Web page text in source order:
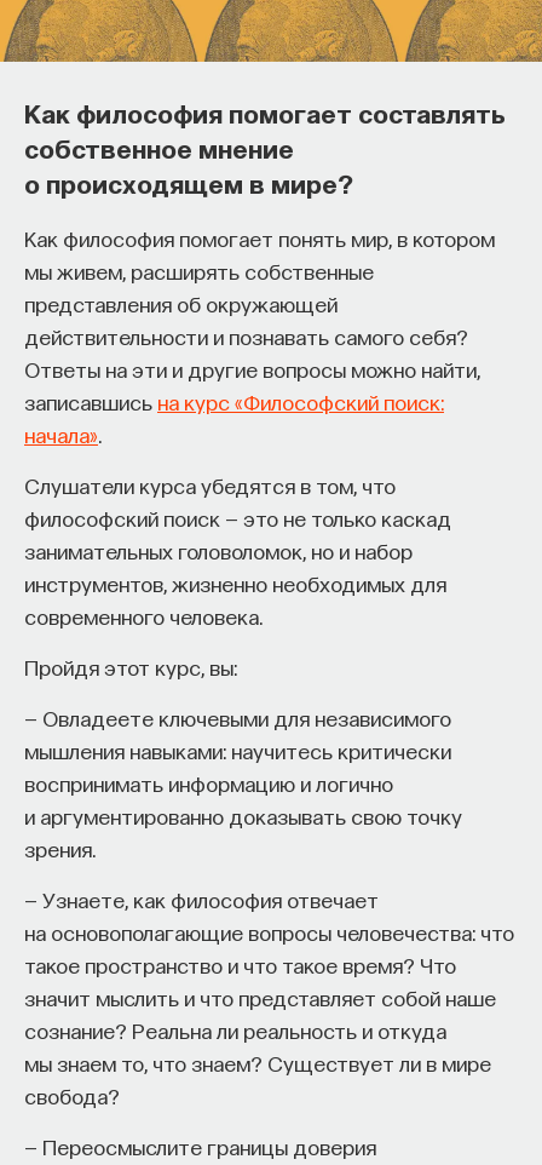
Как философия помогает составлять
собственное мнение
о происходящем в мире?
Как философия помогает понять мир, в котором
мы живем, расширять собственные
представления об окружающей
действительности и познавать самого себя?
Ответы на эти и другие вопросы можно найти,
записавшись на курс «Философский поиск:
начала»
Слушатели курса убедятся в том, что
философский поиск — это не только каскад
занимательных головоломок, но и набор
инструментов, жизненно необходимых для
современного человека.
Пройдя этот курс, вы:
— Овладеете ключевыми для независимого
мышления навыками: научитесь критически
воспринимать информацию и логично
и аргументированно доказывать свою точку
зрения.
— Узнаете, как философия отвечает
на основополагающие вопросы человечества: что
такое пространство и что такое время? Что
значит мыслить и что представляет собой наше
сознание? Реальна ли реальность и откуда
мы знаем то, что знаем? Существует ли в мире
свобода?
— Переосмыслите границы доверия
считали, что это слишком абстрактное свойство:
даже если функция обладает хорошей
что-то еще придумать. Шифр всегда конкретный,
поэтому многие практики ко всей этой теории
относятся с некоторым недоверием. Возможно,
теоретических методов что-то дает для
развития общих соображений.
4/24/2018
НАПИСАТЬ НАМ
НАД МАТЕРИАЛОМ РАБОТАЛИ
Юрий Таранников
кандидат физико-математических наук, доцент
математического факультета Московского
Государственного Университета
МАТЕМАТИКА
277 публикаций
МАТЕМАТИКА
КИБЕРБЕЗОПАСНОСТЬ БЕЗОПАСНОСТЬ
ТОЧНЫЕ НАУКИ ЖУРНАЛ